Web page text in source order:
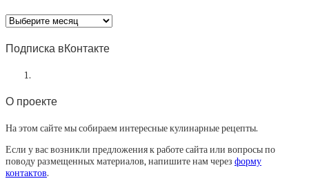
Архив
статей
Подписка вКонтакте
О проекте
На этом сайте мы собираем интересные кулинарные рецепты.
Если у вас возникли предложения к работе сайта или вопросы по
поводу размещенных материалов, напишите нам через форму
контактов.